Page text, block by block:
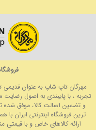
مهرگان تاپ شاپ به عنوان قدیمی
و تضمین اصالت کالا، موفق شده
ترین فروشگاه اینترنتی ایران
ارائه کالاهای خاص و با قیمتی